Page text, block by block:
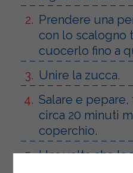
Prendere una
con lo scalogno
cuocerlo fino a
Unire la zucca.
Salare e
circa 20 minuti
coperchio.
Una volta che la